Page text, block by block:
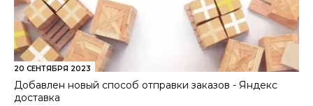
20 СЕНТЯБРЯ 2023
Добавлен новый способ отправки заказов - Яндекс
доставка